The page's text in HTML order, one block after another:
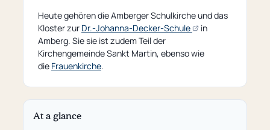
Heute gehören die Amberger Schulkirche und das
Kloster zur Dr.-Johanna-Decker-Schule
(opens
external
in
Amberg. Sie sie ist zudem Teil der
Kirchengemeinde Sankt Martin, ebenso wie
die Frauenkirche.
At a glance